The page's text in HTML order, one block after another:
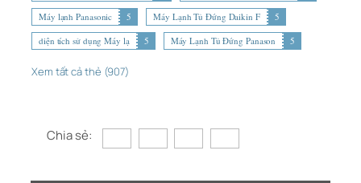
Máy lạnh Panasonic
5 Máy Lạnh Tủ Đứng Daikin F
5
diện tích sử dụng Máy lạ
5 Máy Lạnh Tủ Đứng Panason 5
Xem tất cả thẻ (907)
Chia sẻ: